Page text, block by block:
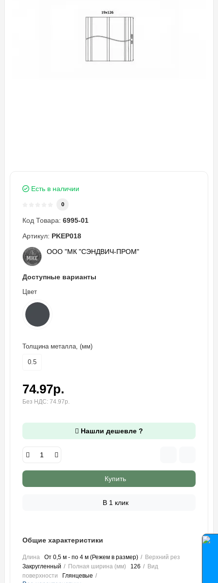
Есть в наличии
0
Код Товара: 6995-01
Артикул: PKEP018
ООО "МК "СЭНДВИЧ-ПРОМ"
Доступные варианты
Цвет
Толщина металла, (мм)
0.5
74.97р.
Без НДС: 74.97р.
Нашли дешевле ?
Купить
В 1 клик
Общие характеристики
Длина От 0,5 м - по 4 м (Режем в размер)
Верхний рез
Закругленный
Полная ширина (мм) 126
Вид
поверхности
Глянцевые